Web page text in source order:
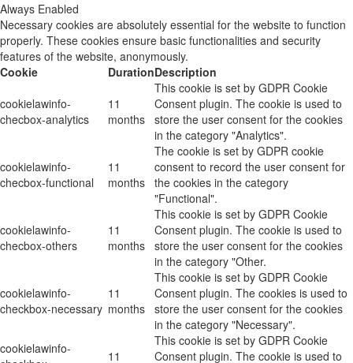
Always Enabled
Necessary cookies are absolutely essential for the website to function
properly. These cookies ensure basic functionalities and security
features of the website, anonymously.
Cookie
DurationDescription
cookielawinfo-
checbox-analytics
11
months
This cookie is set by GDPR Cookie
Consent plugin. The cookie is used to
store the user consent for the cookies
in the category "Analytics".
cookielawinfo-
checbox-functional
11
months
The cookie is set by GDPR cookie
consent to record the user consent for
the cookies in the category
"Functional".
cookielawinfo-
checbox-others
11
months
This cookie is set by GDPR Cookie
Consent plugin. The cookie is used to
store the user consent for the cookies
in the category "Other.
cookielawinfo-
checkbox-necessary
11
months
This cookie is set by GDPR Cookie
Consent plugin. The cookies is used to
store the user consent for the cookies
in the category "Necessary".
cookielawinfo-
11
This cookie is set by GDPR Cookie
Consent plugin. The cookie is used to